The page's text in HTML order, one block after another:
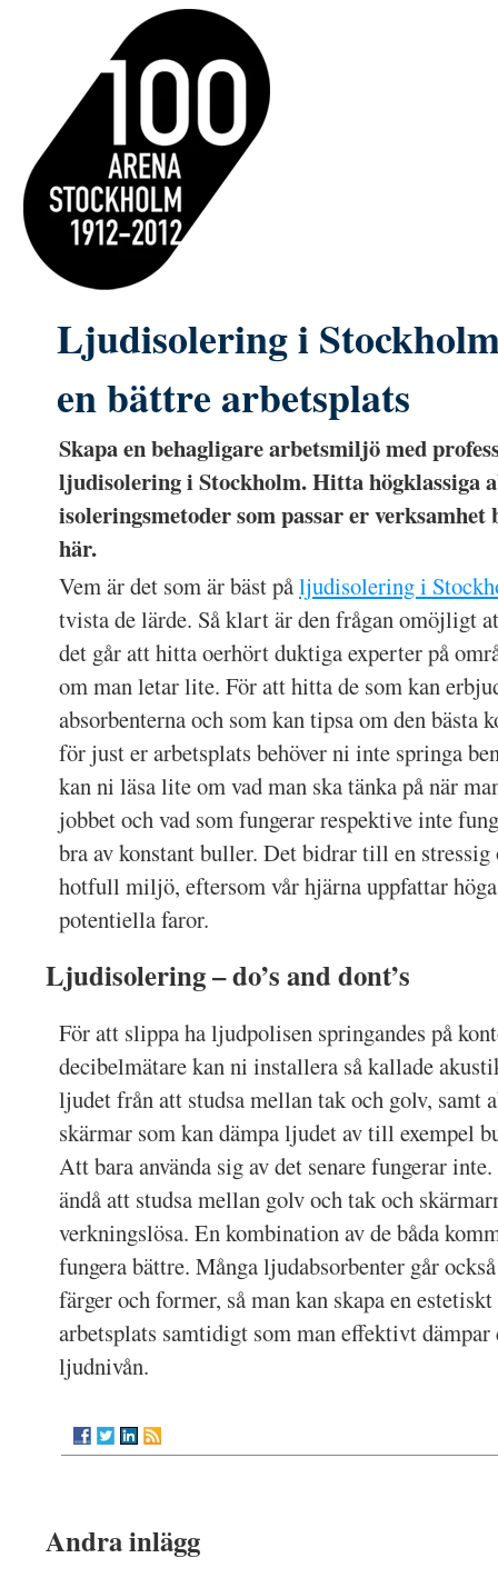
Ljudisolering i
en bättre arbetsplats
Skapa en behagligare arbetsmiljö med
ljudisolering i Stockholm. Hitta högklassiga
isoleringsmetoder som passar er verksamhet
här.
Vem är det som är bäst påljudisolering i
tvista de lärde. Så klart är den frågan omöjligt
det går att hitta oerhört duktiga experter på
om man letar lite. För att hitta de som kan
absorbenterna och som kan tipsa om den bästa
för just er arbetsplats behöver ni inte springa
kan ni läsa lite om vad man ska tänka på när
jobbet och vad som fungerar respektive inte
bra av konstant buller. Det bidrar till en
hotfull miljö, eftersom vår hjärna uppfattar
potentiella faror.
Ljudisolering – do’s and dont’s
För att slippa ha ljudpolisen springandes på
decibelmätare kan ni installera så kallade
ljudet från att studsa mellan tak och golv, samt
skärmar som kan dämpa ljudet av till exempel
Att bara använda sig av det senare fungerar
ändå att studsa mellan golv och tak och
verkningslösa. En kombination av de båda
fungera bättre. Många ljudabsorbenter går
färger och former, så man kan skapa en
arbetsplats samtidigt som man effektivt dämpar
ljudnivån.
Andra inlägg